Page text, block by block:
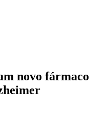
novo fármaco